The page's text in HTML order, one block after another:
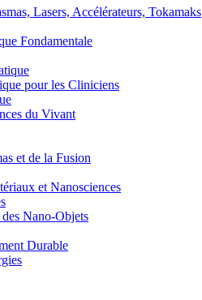
Lasers, Accélérateurs, Tokamaks
Fondamentale
pour les Cliniciens
du Vivant
et de la Fusion
et Nanosciences
Nano-Objets
Durable